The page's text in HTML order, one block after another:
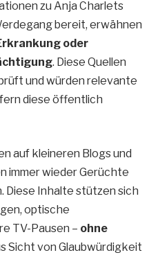
zu Anja Charlets
bereit, erwähnen
oder
. Diese Quellen
und würden relevante
diese öffentlich
auf kleineren Blogs und
immer wieder Gerüchte
Diese Inhalte stützen sich
optische
TV-Pausen – ohne
Sicht von Glaubwürdigkeit